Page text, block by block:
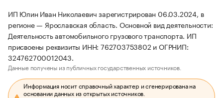
ИП Юлин Иван Николаевич зарегистрирован 06.03.2024, в
регионе — Ярославская область. Основной вид деятельности:
Деятельность автомобильного грузового транспорта. ИП
присвоены реквизиты ИНН: 762703753802 и ОГРНИП:
324762700012043.
Данные получены из публичных государственных источников.
Информация носит справочный характер и сгенерирована на
основании данных из открытых источников.